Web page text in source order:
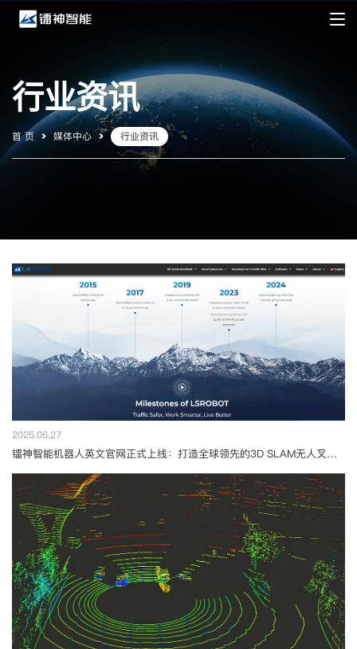
行业资讯
首 页 媒体中心 行业资讯
2025.06.27
镭神智能机器人英文官网正式上线：打造全球领先的3D SLAM无人叉车及智能制造物流解决方案平台